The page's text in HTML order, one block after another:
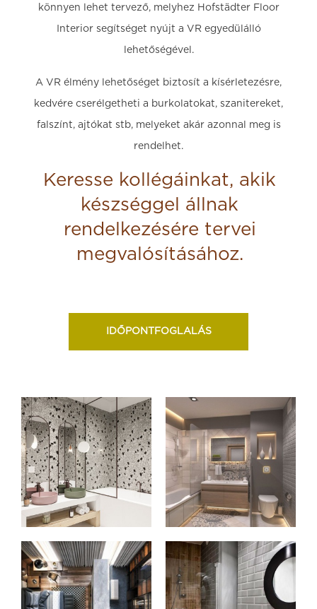
könnyen lehet tervező, melyhez Hofstädter Floor
Interior segítséget nyújt a VR egyedülálló
lehetőségével.
A VR élmény lehetőséget biztosít a kísérletezésre,
kedvére cserélgetheti a burkolatokat, szanitereket,
falszínt, ajtókat stb, melyeket akár azonnal meg is
rendelhet.
Keresse kollégáinkat, akik
készséggel állnak
rendelkezésére tervei
megvalósításához.
IDŐPONTFOGLALÁS